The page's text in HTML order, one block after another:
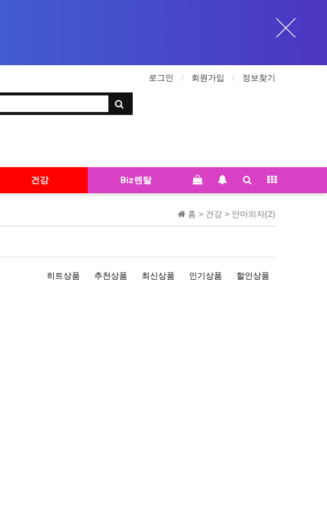
로그인 회원가입 정보찾기
건강 Biz렌탈
홈 > 건강 > 안마의자(2)
히트상품 추천상품 최신상품 인기상품 할인상품